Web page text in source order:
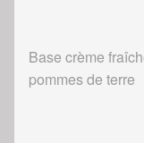
Base crème
pommes de terre